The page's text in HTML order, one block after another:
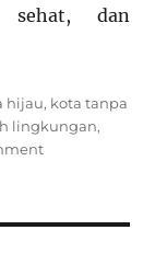
sehat, dan
hijau, kota tanpa
lingkungan,
on